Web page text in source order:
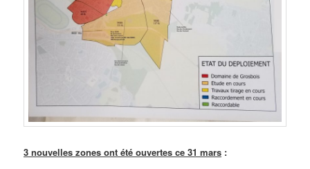
3 nouvelles zones ont été ouvertes ce 31 mars :